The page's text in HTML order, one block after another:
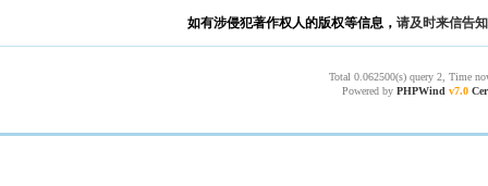
如有涉侵犯著作权人的版权等信息， 请及时来信告知
Total 0.062500(s) query 2, Time
Powered by PHPWind v7.0